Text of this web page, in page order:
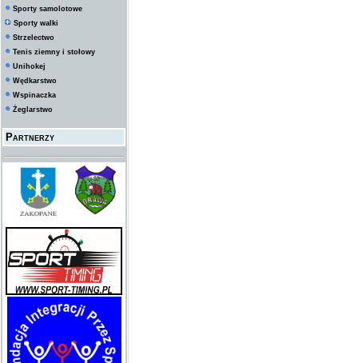
Sporty samolotowe
Sporty walki
Strzelectwo
Tenis ziemny i stołowy
Unihokej
Wędkarstwo
Wspinaczka
Żeglarstwo
Partnerzy